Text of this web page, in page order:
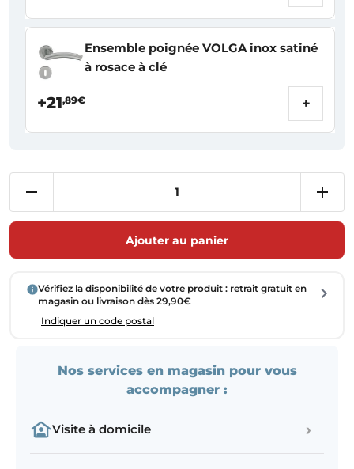
Ensemble poignée VOLGA inox satiné
à rosace à clé
+21,89€ +
Ajouter au panier
Vérifiez la disponibilité de votre produit : retrait gratuit en
magasin ou livraison dès 29,90€
Indiquer un code postal
Nos services en magasin pour vous
accompagner :
Visite à domicile ›